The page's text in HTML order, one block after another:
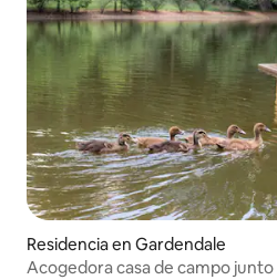
Residencia en Gardendale
Acogedora casa de campo